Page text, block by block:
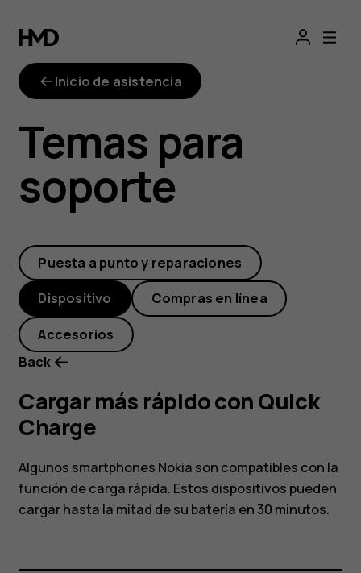
Cargar
más
rápido
con
Quick
Charge
Inicio de asistencia
Temas para
soporte
Puesta a punto y reparaciones
Dispositivo Compras en línea
Accesorios
Back
Cargar más rápido con Quick
Charge
Algunos smartphones Nokia son compatibles con la
función de carga rápida. Estos dispositivos pueden
cargar hasta la mitad de su batería en 30 minutos.